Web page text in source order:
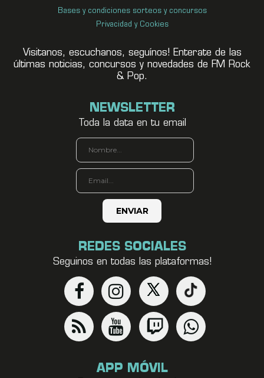
Bases y condiciones sorteos y concursos
Privacidad y Cookies
Visitanos, escuchanos, seguínos! Enterate de las
últimas noticias, concursos y novedades de FM Rock
& Pop.
NEWSLETTER
Toda la data en tu email
REDES SOCIALES
Seguinos en todas las plataformas!
APP MÓVIL